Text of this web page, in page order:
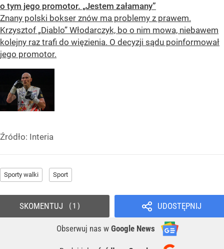
o tym jego promotor. „Jestem załamany”
Znany polski bokser znów ma problemy z prawem.
Krzysztof „Diablo” Włodarczyk, bo o nim mowa, niebawem
kolejny raz trafi do więzienia. O decyzji sądu poinformował
jego promotor.
Źródło: Interia
Sporty walki Sport
UDOSTĘPNIJ
Obserwuj nas w Google News
SKOMENTUJ 1